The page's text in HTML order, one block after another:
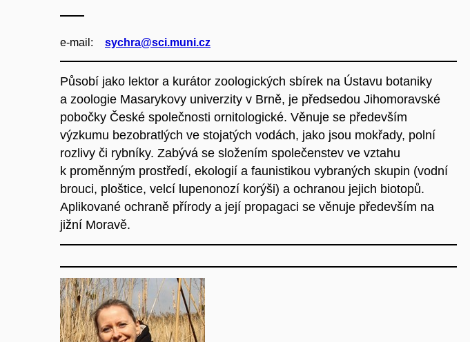
e‑mail: sychra@sci.muni.cz
Působí jako lektor a kurátor zoologických sbírek na Ústavu botaniky
a zoologie Masarykovy univerzity v Brně, je předsedou Jihomoravské
pobočky České společnosti ornitologické. Věnuje se především
výzkumu bezobratlých ve stojatých vodách, jako jsou mokřady, polní
rozlivy či rybníky. Zabývá se složením společenstev ve vztahu
k proměnným prostředí, ekologií a faunistikou vybraných skupin (vodní
brouci, ploštice, velcí lupenonozí korýši) a ochranou jejich biotopů.
Aplikované ochraně přírody a její propagaci se věnuje především na
jižní Moravě.